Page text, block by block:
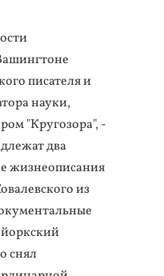
писателя и
науки,
"Кругозора", -
два
жизнеописания
из
снял